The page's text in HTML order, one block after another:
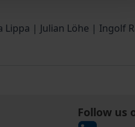
| Julian Löhe | Ingolf
Follow us